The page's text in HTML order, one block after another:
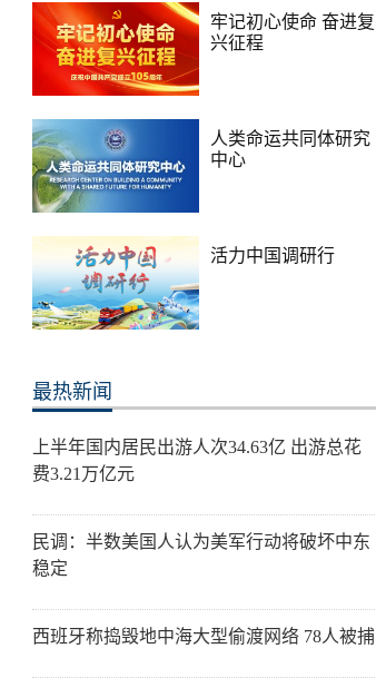
牢记初心使命 奋进复
兴征程
人类命运共同体研究
中心
活力中国调研行
最热新闻
上半年国内居民出游人次34.63亿 出游总花
费3.21万亿元
民调：半数美国人认为美军行动将破坏中东
稳定
西班牙称捣毁地中海大型偷渡网络 78人被捕